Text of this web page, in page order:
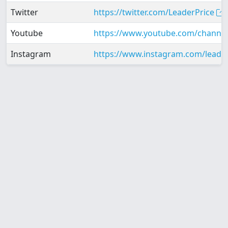
Twitter
https://twitter.com/LeaderPrice
Youtube
https://www.youtube.com/
Instagram
https://www.instagram.com/